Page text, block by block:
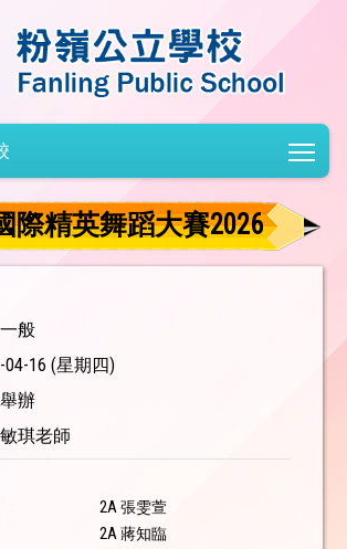
際精英舞蹈大賽2026
般
04-16 (星期四)
辦
琪老師
2A 張雯萱
2A 蔣知臨